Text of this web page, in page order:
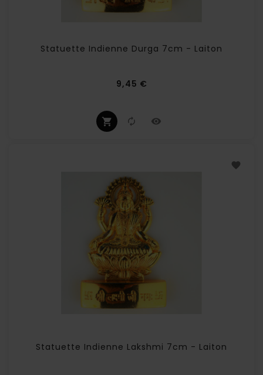
Statuette Indienne Durga 7cm - Laiton
9,45 €
Statuette Indienne Lakshmi 7cm - Laiton